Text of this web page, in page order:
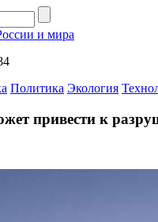
и мира
Политика Экология
привести к